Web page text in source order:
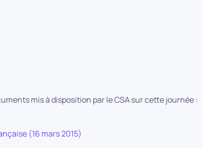
mis à disposition par le CSA sur cette journée :
(16 mars 2015)